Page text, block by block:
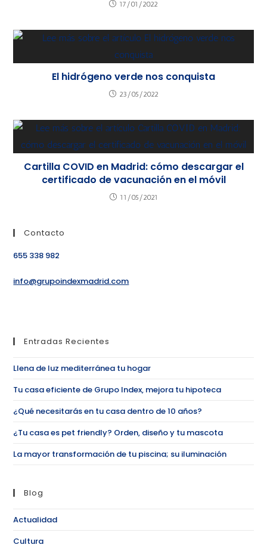
17/01/2022
El hidrógeno verde nos conquista
23/05/2022
Cartilla COVID en Madrid: cómo descargar el
certificado de vacunación en el móvil
11/05/2021
Contacto
655 338 982
info@grupoindexmadrid.com
Entradas Recientes
Llena de luz mediterránea tu hogar
Tu casa eficiente de Grupo Index, mejora tu hipoteca
¿Qué necesitarás en tu casa dentro de 10 años?
¿Tu casa es pet friendly? Orden, diseño y tu mascota
La mayor transformación de tu piscina; su iluminación
Blog
Actualidad
Cultura